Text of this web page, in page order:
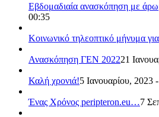
Εβδομαδιαία ανασκόπηση με
00:35
Κοινωνικό τηλεοπτικό μήνυμα
Ανασκόπηση ΓΕΝ 202221
Καλή χρονιά!5 Ιανουαρίου, 2023
Ένας Χρόνος peripteron.eu…7